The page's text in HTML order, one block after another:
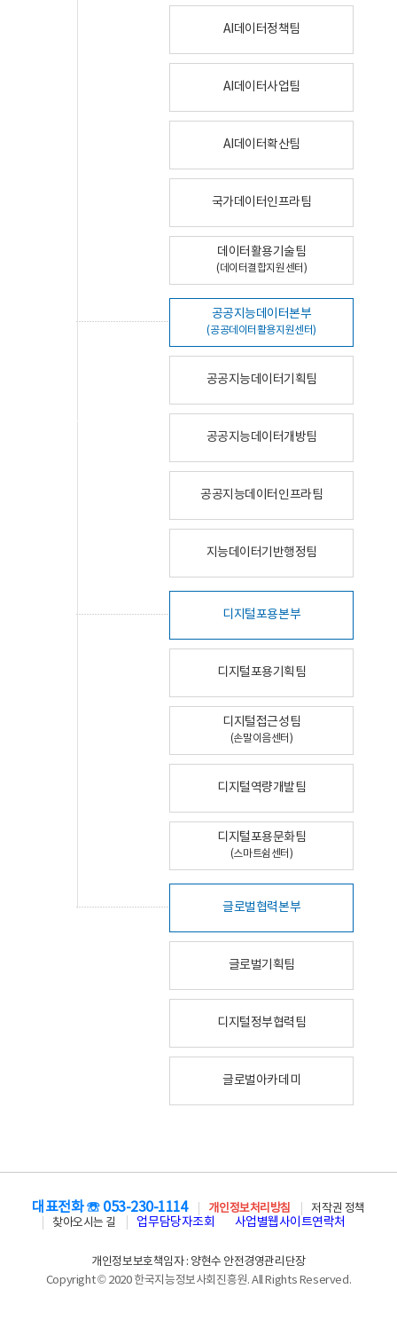
AI데이터정책팀
AI데이터사업팀
AI데이터확산팀
국가데이터인프라팀
데이터활용기술팀
(데이터결합지원센터)
공공지능데이터본부
(공공데이터활용지원센터)
공공지능데이터기획팀
공공지능데이터개방팀
공공지능데이터인프라팀
지능데이터기반행정팀
디지털포용본부
디지털포용기획팀
디지털접근성팀
(손말이음센터)
디지털역량개발팀
디지털포용문화팀
(스마트쉼센터)
글로벌협력본부
글로벌기획팀
디지털정부협력팀
글로벌아카데미
대표전화 ☏ 053-230-1114 개인정보처리방침
저작권 정책
찾아오시는 길
업무담당자조회 사업별웹사이트연락처
개인정보보호책임자 : 양현수 안전경영관리단장
Copyright © 2020 한국지능정보사회진흥원. All Rights Reserved.